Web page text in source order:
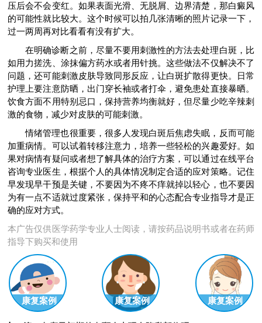
压后会不会变红。如果表面光滑、无脱屑、边界清楚，那白癜风
的可能性就比较大。这个时候可以拍几张清晰的照片记录一下，
过一两周再对比看看有没有扩大。
在明确诊断之前，尽量不要用刺激性的方法去处理白斑，比
如用力搓洗、涂抹偏方药水或者用针挑。这些做法不仅解决不了
问题，还可能刺激皮肤导致同形反应，让白斑扩散得更快。日常
护理上要注意防晒，出门穿长袖或者打伞，避免患处直接暴晒。
饮食方面不用特别忌口，保持营养均衡就好，但尽量少吃辛辣刺
激的食物，减少对皮肤的可能刺激。
情绪管理也很重要，很多人发现白斑后焦虑失眠，反而可能
加重病情。可以试着转移注意力，培养一些轻松的兴趣爱好。如
果对病情有疑问或者想了解具体的治疗方案，可以通过在线平台
咨询专业医生，根据个人的具体情况制定合适的应对策略。记住
早发现早干预是关键，不要因为不疼不痒就掉以轻心，也不要因
为有一点不适就过度紧张，保持平和的心态配合专业指导才是正
确的应对方式。
本广告仅供医学药学专业人士阅读，请按药品说明书或者在药师
指导下购买和使用
康复案例 康复案例 康复案例